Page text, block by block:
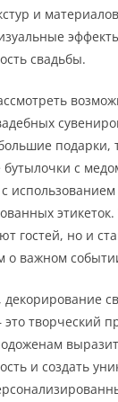
и
свадьбы.
подарки,
с
использованием
гостей, но и
о важном
творческий
и создать